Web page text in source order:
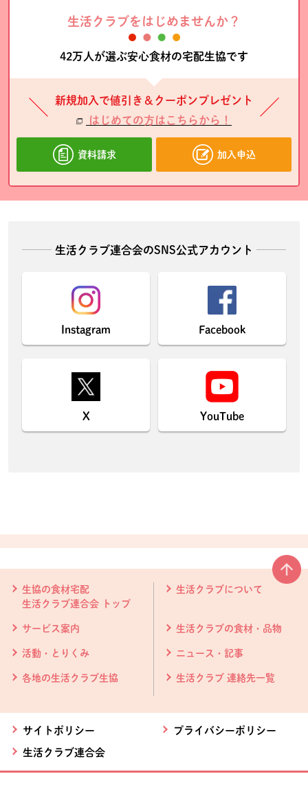
生活クラブをはじめませんか？
42万人が選ぶ安心食材の宅配生協です
新規加入で値引き＆クーポンプレゼント
はじめての方はこちらから！
資料請求 加入申込
生活クラブ連合会のSNS公式アカウント
Instagram Facebook
X YouTube
生協の食材宅配
生活クラブ連合会 トップ
生活クラブについて
サービス案内 生活クラブの食材・品物
活動・とりくみ ニュース・記事
各地の生活クラブ生協 生活クラブ 連絡先一覧
サイトポリシー プライバシーポリシー
生活クラブ連合会